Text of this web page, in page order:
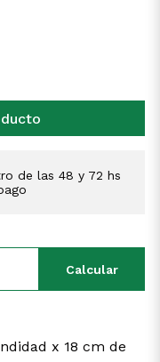
de las 48 y 72 hs
Calcular
x 18 cm de